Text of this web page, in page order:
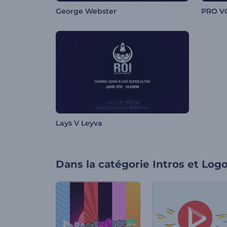
George Webster PRO
Lays V Leyva
Dans la catégorie Intros et